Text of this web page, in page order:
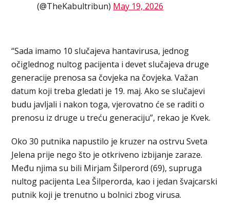
(@TheKabultribun) May 19, 2026
“Sada imamo 10 slučajeva hantavirusa, jednog
očiglednog nultog pacijenta i devet slučajeva druge
generacije prenosa sa čovjeka na čovjeka. Važan
datum koji treba gledati je 19. maj. Ako se slučajevi
budu javljali i nakon toga, vjerovatno će se raditi o
prenosu iz druge u treću generaciju”, rekao je Kvek.
Oko 30 putnika napustilo je kruzer na ostrvu Sveta
Jelena prije nego što je otkriveno izbijanje zaraze.
Među njima su bili Mirjam Šilperord (69), supruga
nultog pacijenta Lea Šilperorda, kao i jedan švajcarski
putnik koji je trenutno u bolnici zbog virusa.